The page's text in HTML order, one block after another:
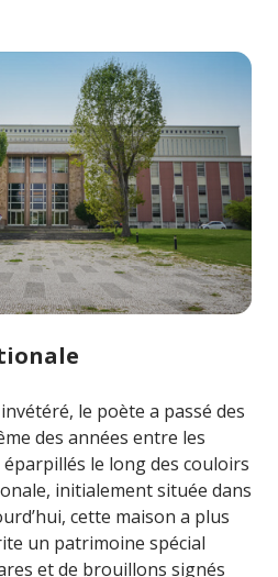
le poète a passé des
des années entre les
le long des couloirs
initialement située dans
cette maison a plus
un patrimoine spécial
et de brouillons signés